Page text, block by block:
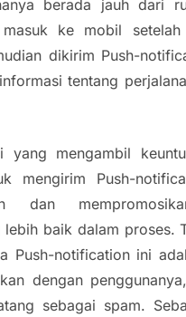
berada jauh dari
ke mobil setelah
dikirim Push-
tentang
yang mengambil
mengirim Push-
dan
lebih baik dalam proses.
Push-notification ini
dengan
sebagai spam.